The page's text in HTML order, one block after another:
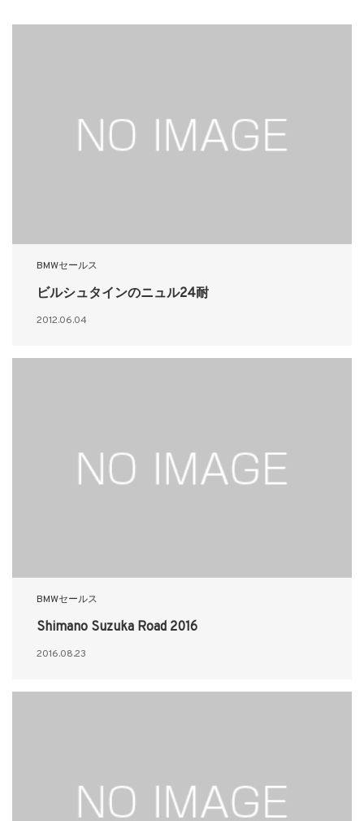
BMWセールス
ビルシュタインのニュル24耐
2012.06.04
BMWセールス
Shimano Suzuka Road 2016
2016.08.23